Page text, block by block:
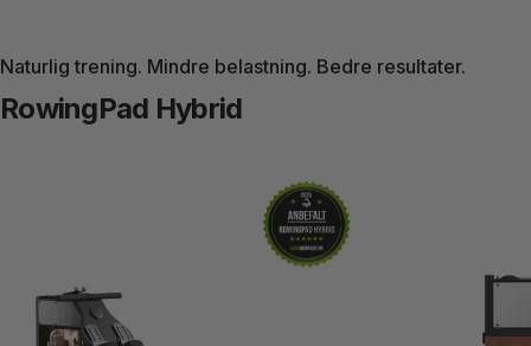
Naturlig trening. Mindre belastning. Bedre resultater.
RowingPad Hybrid